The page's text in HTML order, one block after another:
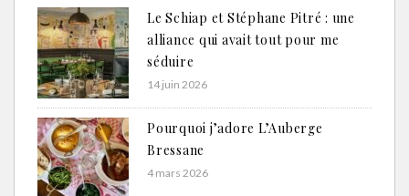
Le Schiap et Stéphane Pitré : une
alliance qui avait tout pour me
séduire
14 juin 2026
Pourquoi j’adore L’Auberge
Bressane
4 mars 2026